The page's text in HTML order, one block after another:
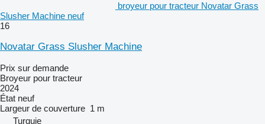
broyeur pour tracteur Novatar Grass
Slusher Machine neuf
16
Novatar Grass Slusher Machine
Prix sur demande
Broyeur pour tracteur
2024
État neuf
Largeur de couverture 1 m
Turquie